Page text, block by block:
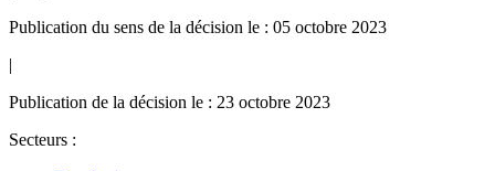
Publication du sens de la décision le : 05 octobre 2023
|
Publication de la décision le : 23 octobre 2023
Secteurs :